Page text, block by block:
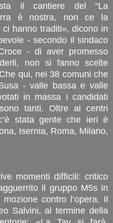
il cantiere del “La
è nostra, non ce la
hanno traditi», dicono in
- secondo il sindaco
- di aver promesso
non si fanno scelte
qui, nei 38 comuni che
- valle bassa e valle
in massa i candidati
tanti. Oltre ai centri
stata gente che ieri è
Isernia, Roma, Milano,
momenti difficili: critico
il gruppo M5s in
contro l’opera. Il
Salvini, al termine della